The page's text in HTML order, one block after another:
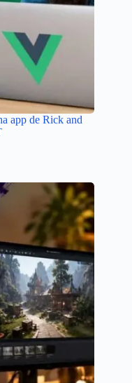
app de Rick and